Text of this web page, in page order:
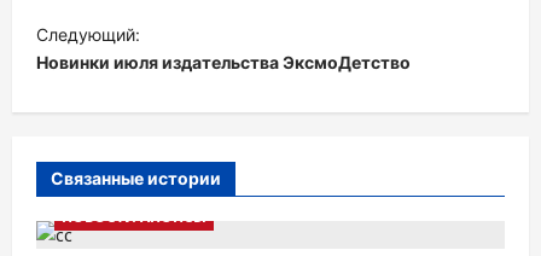
в
и
ц
я
Следующий:
Новинки июля издательства ЭксмоДетство
Связанные истории
НОВОСТИ АНОНСЫ